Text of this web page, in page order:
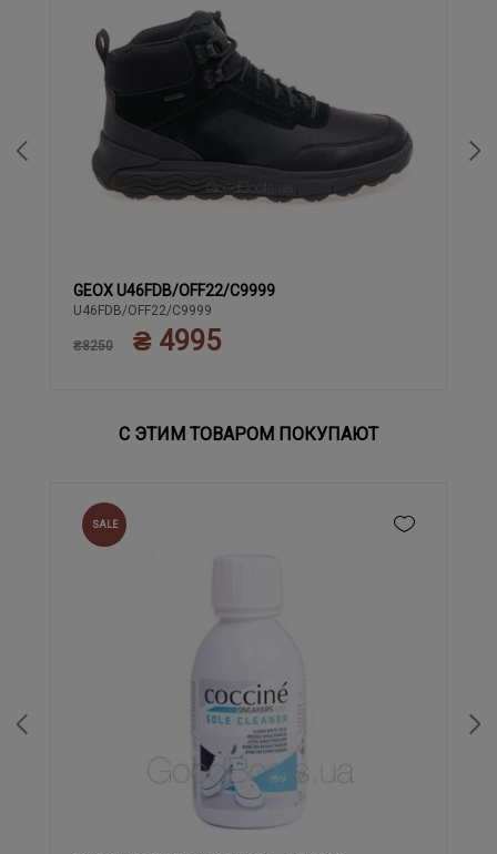
41 42 43 44
GEOX U46FDB/OFF22/C9999
U46FDB/OFF22/C9999
₴8250 ₴ 4995
С ЭТИМ ТОВАРОМ ПОКУПАЮТ
SALE